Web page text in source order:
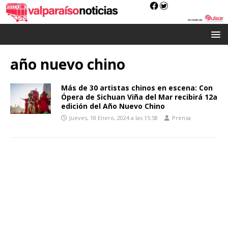
año nuevo chino
Más de 30 artistas chinos en escena: Con
Ópera de Sichuan Viña del Mar recibirá 12a
edición del Año Nuevo Chino
Jueves, 18 Enero, 2024 a las 15:58 Prensa